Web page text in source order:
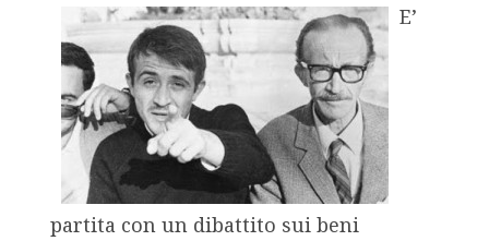
E’
partita con un dibattito sui beni